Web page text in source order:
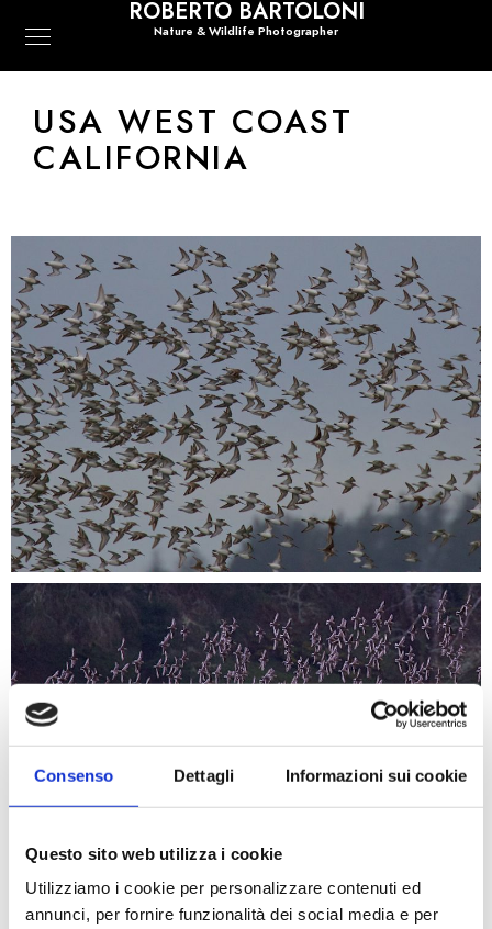
Consenso Dettagli Informazioni sui cookie
Questo sito web utilizza i cookie
Utilizziamo i cookie per personalizzare contenuti ed
annunci, per fornire funzionalità dei social media e per
ROBERTO BARTOLONI
Nature & Wildlife Photographer
USA WEST COAST
CALIFORNIA